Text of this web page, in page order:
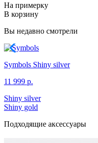
На примерку
В корзину
Вы недавно смотрели
Symbols Shiny silver
11 999 р.
Shiny silver
Shiny gold
Подходящие аксессуары